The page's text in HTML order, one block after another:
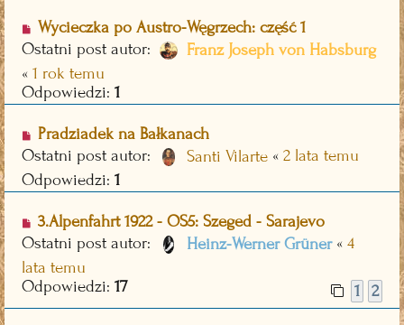
Wycieczka po Austro-Węgrzech: część 1
Ostatni post autor:
Franz Joseph von Habsburg
« 1 rok temu
Odpowiedzi: 1
Pradziadek na Bałkanach
Ostatni post autor:
Santi Vilarte « 2 lata temu
Odpowiedzi: 1
3.Alpenfahrt 1922 - OS5: Szeged - Sarajevo
Ostatni post autor:
Heinz-Werner Grüner« 4
lata temu
Odpowiedzi: 17 1 2